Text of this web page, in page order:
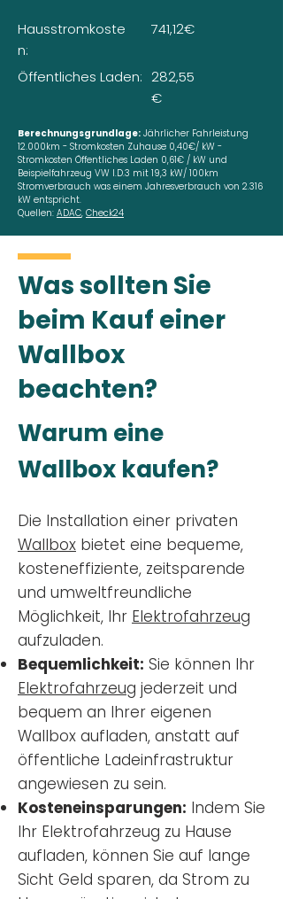
Hausstromkoste
n:
Öffentliches Laden:
741,12€
282,55
€
Berechnungsgrundlage: Jährlicher Fahrleistung
12.000km - Stromkosten Zuhause 0,40€/ kW -
Stromkosten Öffentliches Laden 0,61€ / kW und
Beispielfahrzeug VW I.D.3 mit 19,3 kW/ 100km
Stromverbrauch was einem Jahresverbrauch von 2.316
kW entspricht.
Quellen: ADAC, Check24
Was sollten Sie
beim Kauf einer
Wallbox
beachten?
Warum eine
Wallbox kaufen?
Die Installation einer privaten
Wallbox bietet eine bequeme,
kosteneffiziente, zeitsparende
und umweltfreundliche
Möglichkeit, Ihr Elektrofahrzeug
aufzuladen.
Bequemlichkeit: Sie können Ihr
Elektrofahrzeug jederzeit und
bequem an Ihrer eigenen
Wallbox aufladen, anstatt auf
öffentliche Ladeinfrastruktur
angewiesen zu sein.
Kosteneinsparungen: Indem Sie
Ihr Elektrofahrzeug zu Hause
aufladen, können Sie auf lange
Sicht Geld sparen, da Strom zu